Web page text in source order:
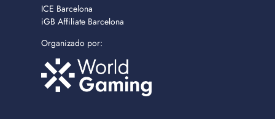
ICE Barcelona
iGB Affiliate Barcelona
Organizado por: